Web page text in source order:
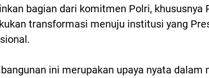
bagian dari komitmen Polri, khususnya
transformasi menuju institusi yang
ini merupakan upaya nyata